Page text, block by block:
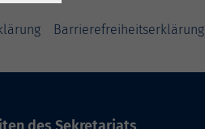
Barrierefreiheitserklärung